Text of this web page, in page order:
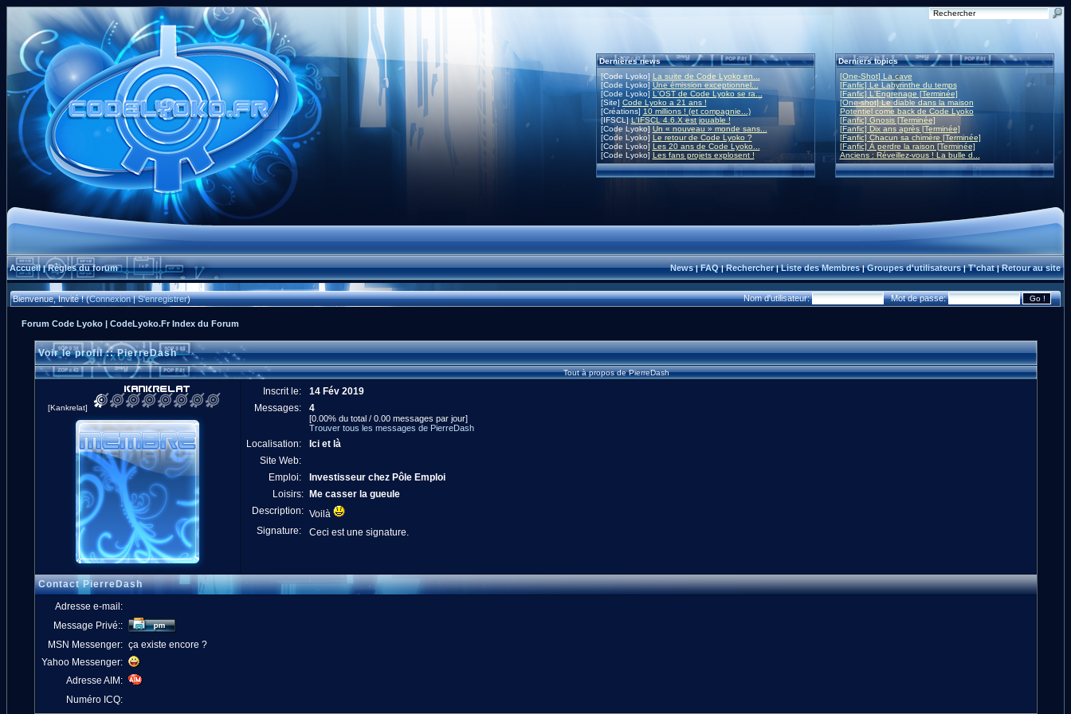
Dernières news
[Code Lyoko] La suite de Code Lyoko en...
[Code Lyoko]Une émission exceptionnel...
[Code Lyoko] L'OST de Code Lyoko se ra...
[Site] Code Lyoko a 21 ans !
[Créations] 10 millions ! (et compagnie...)
[IFSCL]L'IFSCL 4.6.X est jouable !
[Code Lyoko] Un « nouveau » monde sans...
[Code Lyoko] Le retour de Code Lyoko ?
[Code Lyoko] Les 20 ans de Code Lyoko...
[Code Lyoko] Les fans projets explosent !
Derniers topics
[One-Shot] La cave
[Fanfic] Le Labyrinthe du temps
[Fanfic] L'Engrenage [Terminée]
[One-shot] Le diable dans la maison
Potentiel come back de Code Lyoko
[Fanfic] Gnosis [Terminée]
[Fanfic] Dix ans après [Terminée]
[Fanfic] Chacun sa chimère [Terminée]
[Fanfic] À perdre la raison [Terminée]
Anciens : Réveillez-vous ! La bulle d...
Accueil|Règles du forum News|FAQ|Rechercher|Liste des Membres|Groupes d'utilisateurs|T'chat|Retour au site
Bienvenue, Invité ! (Connexion|S'enregistrer) Nom d'utilisateur: Mot de passe:
Forum Code Lyoko | CodeLyoko.Fr Index du Forum
Voir le profil :: PierreDash
Tout à propos de PierreDash
[Kankrelat]
Inscrit le:
14 Fév 2019
Messages:
4
[0.00% du total / 0.00 messages par jour]
Trouver tous les messages de PierreDash
Localisation:
Ici et là
Site Web:
Emploi:
Investisseur chez Pôle Emploi
Loisirs:
Me casser la gueule
Description: Voilà
Signature:
Ceci est une signature.
Contact PierreDash
Adresse e-mail:
Message Privé::
MSN Messenger: ça existe encore ?
Yahoo Messenger:
Adresse AIM:
Numéro ICQ: